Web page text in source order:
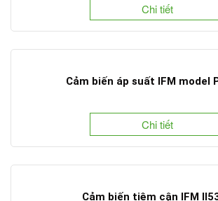
Chi tiết
Cảm biến áp suất IFM model
Chi tiết
Cảm biến tiệm cận IFM